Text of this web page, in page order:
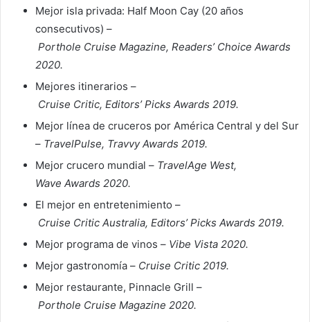
Mejor isla privada: Half Moon Cay (20 años
consecutivos) –
Porthole Cruise Magazine, Readers’ Choice Awards
2020.
Mejores itinerarios –
Cruise Critic, Editors’ Picks Awards 2019.
Mejor línea de cruceros por América Central y del Sur
– TravelPulse, Travvy Awards 2019.
Mejor crucero mundial – TravelAge West,
Wave Awards 2020.
El mejor en entretenimiento –
Cruise Critic Australia, Editors’ Picks Awards 2019.
Mejor programa de vinos – Vibe Vista 2020.
Mejor gastronomía – Cruise Critic 2019.
Mejor restaurante, Pinnacle Grill –
Porthole Cruise Magazine 2020.